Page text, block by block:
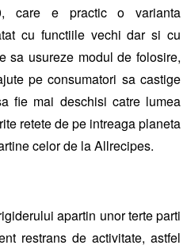
care e practic o varianta
cu functiile vechi dar si cu
sa usureze modul de folosire,
pe consumatori sa castige
fie mai deschisi catre lumea
retete de pe intreaga planeta
celor de la Allrecipes.
apartin unor terte parti
restrans de activitate, astfel